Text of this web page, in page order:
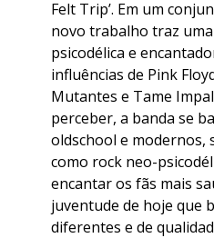
Felt Trip’. Em um
novo trabalho traz
psicodélica e
influências de Pink
Mutantes e Tame
perceber, a banda se
oldschool e modernos,
como rock neo-
encantar os fãs mais
juventude de hoje que
diferentes e de